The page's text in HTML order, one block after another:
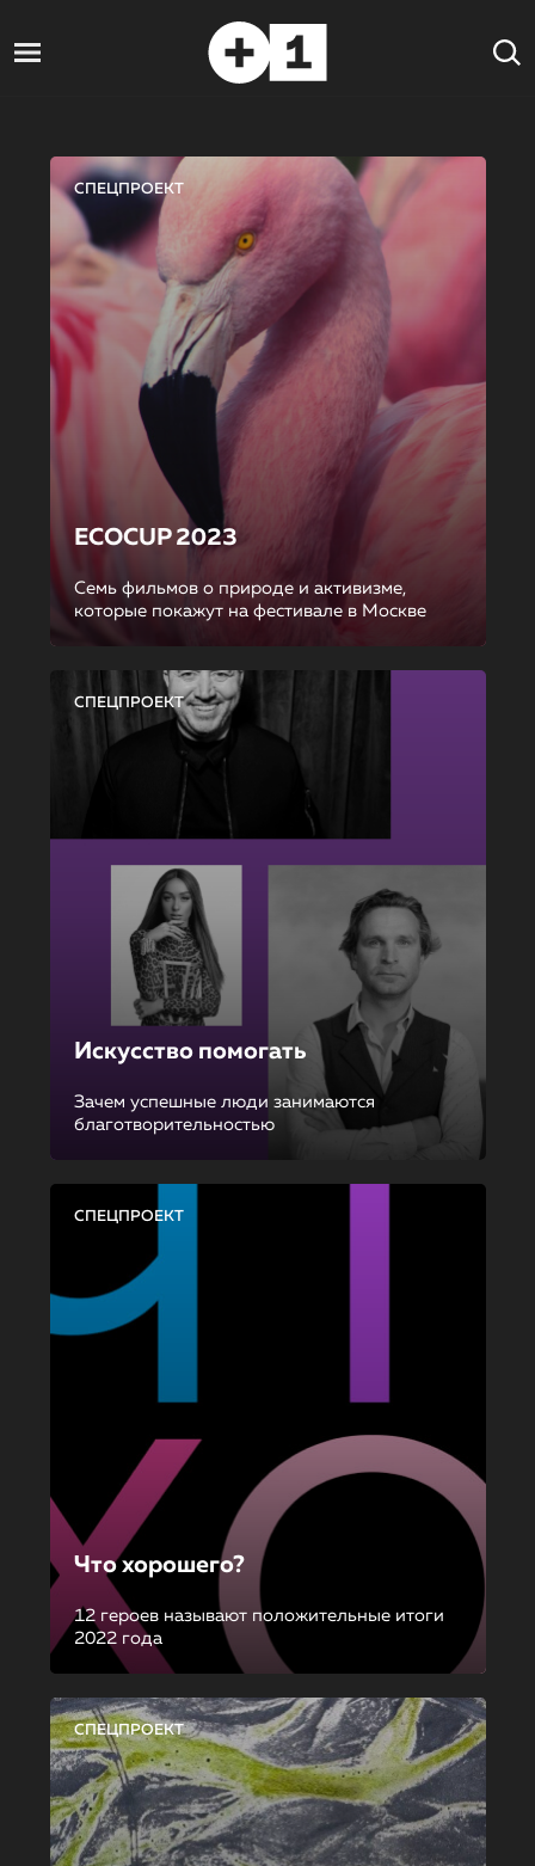
СПЕЦПРОЕКТ
ECOCUP 2023
Семь фильмов о природе и активизме,
которые покажут на фестивале в Москве
СПЕЦПРОЕКТ
Искусство помогать
Зачем успешные люди занимаются
благотворительностью
СПЕЦПРОЕКТ
Что хорошего?
12 героев называют положительные итоги
2022 года
СПЕЦПРОЕКТ